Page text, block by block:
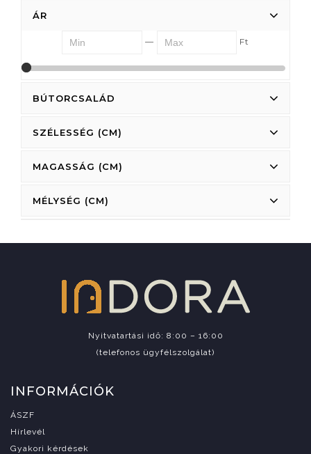
ÁR
— Ft
BÚTORCSALÁD
SZÉLESSÉG (CM)
MAGASSÁG (CM)
MÉLYSÉG (CM)
Nyitvatartási idő: 8:00 – 16:00
(telefonos ügyfélszolgálat)
INFORMÁCIÓK
ÁSZF
Hírlevél
Gyakori kérdések